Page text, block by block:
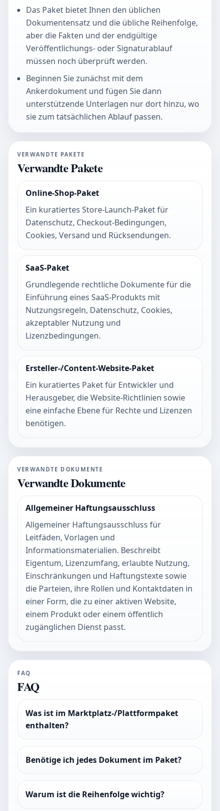
Das Paket bietet Ihnen den üblichen
Dokumentensatz und die übliche Reihenfolge,
aber die Fakten und der endgültige
Veröffentlichungs- oder Signaturablauf
müssen noch überprüft werden.
Beginnen Sie zunächst mit dem
Ankerdokument und fügen Sie dann
unterstützende Unterlagen nur dort hinzu, wo
sie zum tatsächlichen Ablauf passen.
VERWANDTE PAKETE
Verwandte Pakete
Online-Shop-Paket
Ein kuratiertes Store-Launch-Paket für
Datenschutz, Checkout-Bedingungen,
Cookies, Versand und Rücksendungen.
SaaS-Paket
Grundlegende rechtliche Dokumente für die
Einführung eines SaaS-Produkts mit
Nutzungsregeln, Datenschutz, Cookies,
akzeptabler Nutzung und
Lizenzbedingungen.
Ersteller-/Content-Website-Paket
Ein kuratiertes Paket für Entwickler und
Herausgeber, die Website-Richtlinien sowie
eine einfache Ebene für Rechte und Lizenzen
benötigen.
VERWANDTE DOKUMENTE
Verwandte Dokumente
Allgemeiner Haftungsausschluss
Allgemeiner Haftungsausschluss für
Leitfäden, Vorlagen und
Informationsmaterialien. Beschreibt
Eigentum, Lizenzumfang, erlaubte Nutzung,
Einschränkungen und Haftungstexte sowie
die Parteien, ihre Rollen und Kontaktdaten in
einer Form, die zu einer aktiven Website,
einem Produkt oder einem öffentlich
zugänglichen Dienst passt.
FAQ
FAQ
Was ist im Marktplatz-/Plattformpaket
enthalten?
Benötige ich jedes Dokument im Paket?
Warum ist die Reihenfolge wichtig?